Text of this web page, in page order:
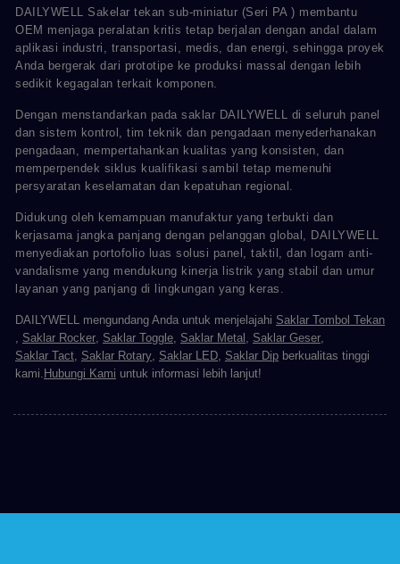
DAILYWELL Sakelar tekan sub-miniatur (Seri PA ) membantu
OEM menjaga peralatan kritis tetap berjalan dengan andal dalam
aplikasi industri, transportasi, medis, dan energi, sehingga proyek
Anda bergerak dari prototipe ke produksi massal dengan lebih
sedikit kegagalan terkait komponen.
Dengan menstandarkan pada saklar DAILYWELL di seluruh panel
dan sistem kontrol, tim teknik dan pengadaan menyederhanakan
pengadaan, mempertahankan kualitas yang konsisten, dan
memperpendek siklus kualifikasi sambil tetap memenuhi
persyaratan keselamatan dan kepatuhan regional.
Didukung oleh kemampuan manufaktur yang terbukti dan
kerjasama jangka panjang dengan pelanggan global, DAILYWELL
menyediakan portofolio luas solusi panel, taktil, dan logam anti-
vandalisme yang mendukung kinerja listrik yang stabil dan umur
layanan yang panjang di lingkungan yang keras.
DAILYWELL mengundang Anda untuk menjelajahi Saklar Tombol Tekan
, Saklar Rocker, Saklar Toggle, Saklar Metal , Saklar Geser,
Saklar Tact, Saklar Rotary, Saklar LED, Saklar Dip berkualitas tinggi
kami. Hubungi Kami untuk informasi lebih lanjut!